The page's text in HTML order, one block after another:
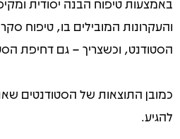
באמצעות טיפוח הבנה יסודית
והעקרונות המובילים בו, טיפוח
הסטודנט, וכשצריך – גם דחיפת
כמובן התוצאות של הסטודנטים
להגיע.